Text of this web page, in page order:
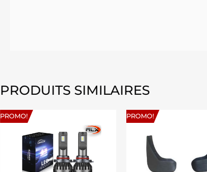
PRODUITS SIMILAIRES
PROMO! PROMO!